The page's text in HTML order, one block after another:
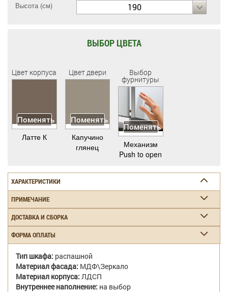
Высота (см) 190
ВЫБОР ЦВЕТА
Цвет корпуса
Поменять
Латте К
Цвет двери
Поменять
Капучино
глянец
Выбор
фурнитуры
Поменять
Механизм
Push to open
ХАРАКТЕРИСТИКИ
ПРИМЕЧАНИЕ
ДОСТАВКА И СБОРКА
ФОРМА ОПЛАТЫ
Тип шкафа: распашной
Материал фасада: МДФ\Зеркало
Материал корпуса: ЛДСП
Внутреннее наполнение: на выбор